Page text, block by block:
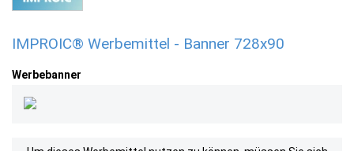
IMPROIC® Werbemittel - Banner 728x90
Werbebanner